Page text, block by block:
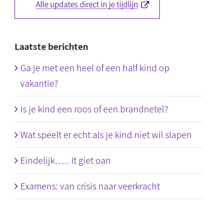
Laatste berichten
Ga je met een heel of een half kind op
vakantie?
Is je kind een roos of een brandnetel?
Wat speelt er echt als je kind niet wil slapen
Eindelijk….. It giet oan
Examens: van crisis naar veerkracht